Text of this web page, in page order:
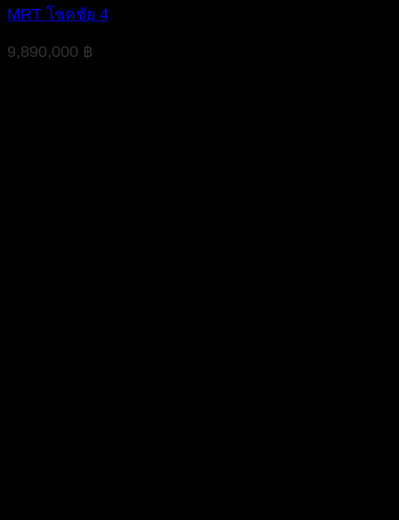
MRT โชคชัย 4
9,890,000 ฿